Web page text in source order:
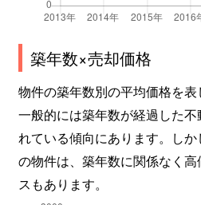
築年数×売却価格
物件の築年数別の平均価格を表
一般的には築年数が経過した
れている傾向にあります。し
の物件は、築年数に関係なく
スもあります。